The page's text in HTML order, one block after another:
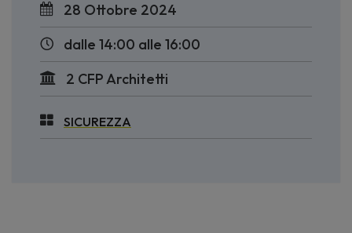
28 Ottobre 2024
dalle 14:00 alle 16:00
2 CFP Architetti
SICUREZZA